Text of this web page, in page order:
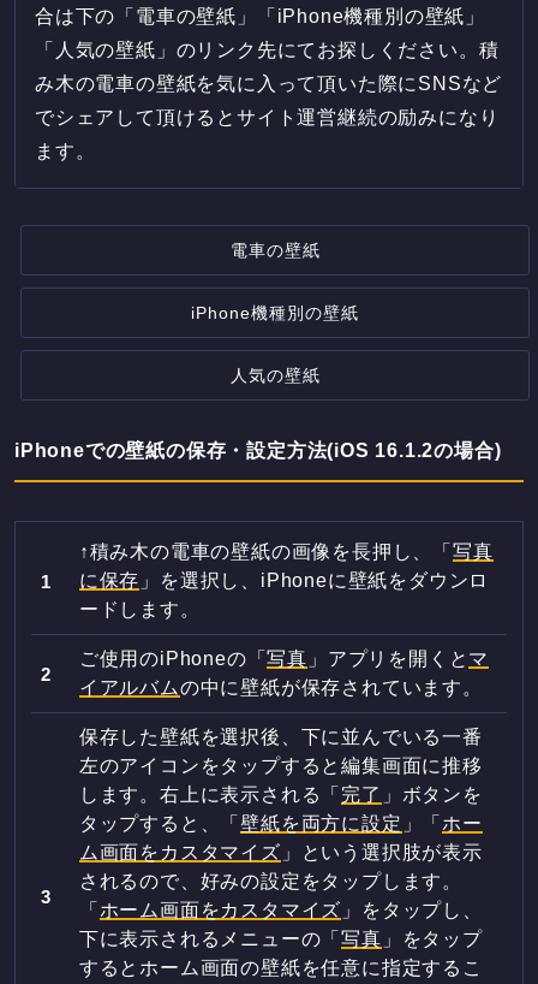
合は下の「電車の壁紙」「iPhone機種別の壁紙」
「人気の壁紙」のリンク先にてお探しください。積
み木の電車の壁紙を気に入って頂いた際にSNSなど
でシェアして頂けるとサイト運営継続の励みになり
ます。
電車の壁紙
iPhone機種別の壁紙
人気の壁紙
iPhoneでの壁紙の保存・設定方法(iOS 16.1.2の場合)
↑積み木の電車の壁紙の画像を長押し、「 写真
に保存 」を選択し、iPhoneに壁紙をダウンロ
ードします。
ご使用のiPhoneの「写真 」アプリを開くと マ
イアルバムの中に壁紙が保存されています。
保存した壁紙を選択後、下に並んでいる一番
左のアイコンをタップすると編集画面に推移
します。右上に表示される「 完了 」ボタンを
タップすると、「壁紙を両方に設定 」「 ホー
ム画面をカスタマイズ 」という選択肢が表示
されるので、好みの設定をタップします。
「 ホーム画面をカスタマイズ 」をタップし、
下に表示されるメニューの「写真 」をタップ
するとホーム画面の壁紙を任意に指定するこ